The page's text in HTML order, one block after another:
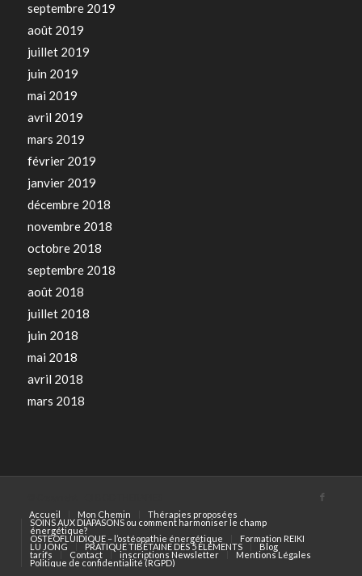
septembre 2019
août 2019
juillet 2019
juin 2019
mai 2019
avril 2019
mars 2019
février 2019
janvier 2019
décembre 2018
novembre 2018
octobre 2018
septembre 2018
août 2018
juillet 2018
juin 2018
mai 2018
avril 2018
mars 2018
Accueil
Mon Chemin Thérapies proposées
SOINS AUX DIAPASONS ou comment harmoniser le champ
énergétique?
OSTEOFLUIDIQUE – l’ostéopathie énergétique Formation REIKI
LU JONG PRATIQUE TIBÉTAINE DES 5 ÉLÉMENTS Blog
tarifs Contact inscriptions Newsletter Mentions Légales
Politique de confidentialité (RGPD)